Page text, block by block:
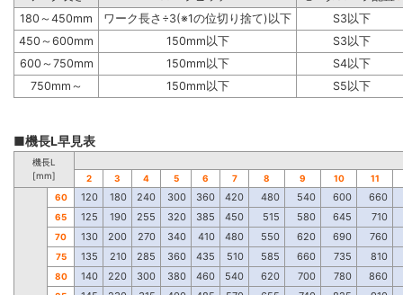
180～450mm
ワーク長さ÷3(※1の位切り捨て)以下
S3以下
450～600mm
150mm以下
S3以下
600～750mm
150mm以下
S4以下
750mm～
150mm以下 S5以下
■機長L早見表
機長L
[mm]
2 3 4 5 6 7 8 9 10 11
60 120 180 240 300 360 420 480 540 600 660
65 125 190 255 320 385 450 515 580 645 710
70 130 200 270 340 410 480 550 620 690 760
75 135 210 285 360 435 510 585 660 735 810
80 140 220 300 380 460 540 620 700 780 860